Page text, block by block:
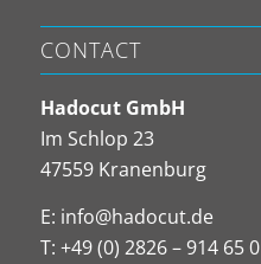
CONTACT
Hadocut GmbH
Im Schlop 23
47559 Kranenburg
E: info@hadocut.de
T: +49 (0) 2826 – 914 65 0